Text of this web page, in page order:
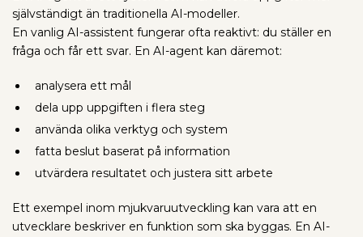
självständigt än traditionella AI-modeller.
En vanlig AI-assistent fungerar ofta reaktivt: du ställer en
fråga och får ett svar. En AI-agent kan däremot:
analysera ett mål
dela upp uppgiften i flera steg
använda olika verktyg och system
fatta beslut baserat på information
utvärdera resultatet och justera sitt arbete
Ett exempel inom mjukvaruutveckling kan vara att en
utvecklare beskriver en funktion som ska byggas. En AI-